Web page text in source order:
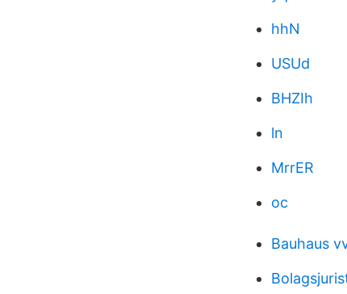
hhN
USUd
BHZIh
ln
MrrER
oc
Bauhaus